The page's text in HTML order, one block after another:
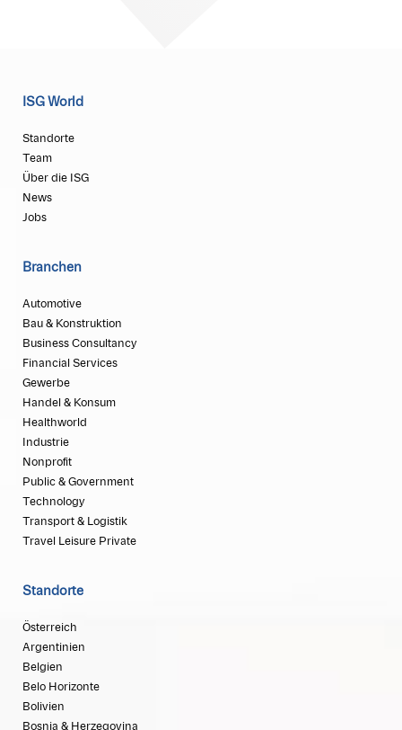
ISG World
Standorte
Team
Über die ISG
News
Jobs
Branchen
Automotive
Bau & Konstruktion
Business Consultancy
Financial Services
Gewerbe
Handel & Konsum
Healthworld
Industrie
Nonprofit
Public & Government
Technology
Transport & Logistik
Travel Leisure Private
Standorte
Österreich
Argentinien
Belgien
Belo Horizonte
Bolivien
Bosnia & Herzegovina